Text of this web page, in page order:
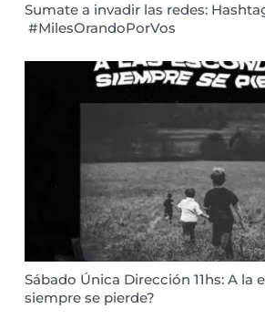
Sumate a invadir las redes:
#MilesOrandoPorVos
Sábado Única Dirección 11hs: A la
siempre se pierde?